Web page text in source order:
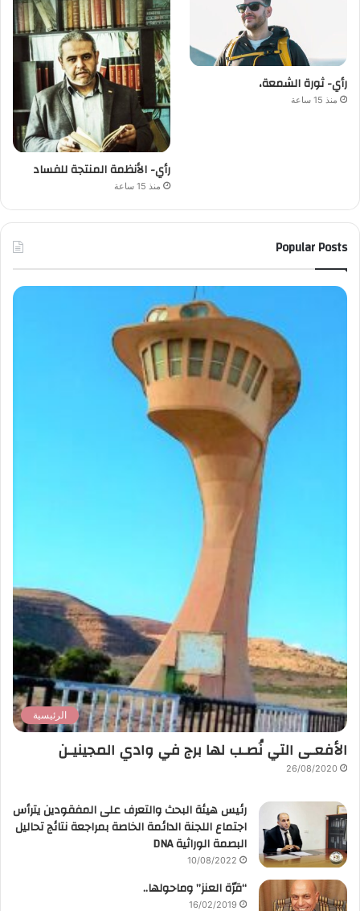
رأي- ثورة الشمعة،
منذ 15 ساعة
رأي- الأنظمة المنتجة للفساد
منذ 15 ساعة
Popular Posts
الرئيسية
الأفعـى التي نُصـب لها برج في وادي المجينيـن
26/08/2020
رئيس هيئة البحث والتعرف على المفقودين يترأس
اجتماع اللجنة الدائمة الخاصة بمراجعة نتائج تحاليل
البصمة الوراثية DNA
10/08/2022
“قرّة العنز” وماحولها..
16/02/2019